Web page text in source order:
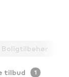
Boligtilbehør
tilbud 1